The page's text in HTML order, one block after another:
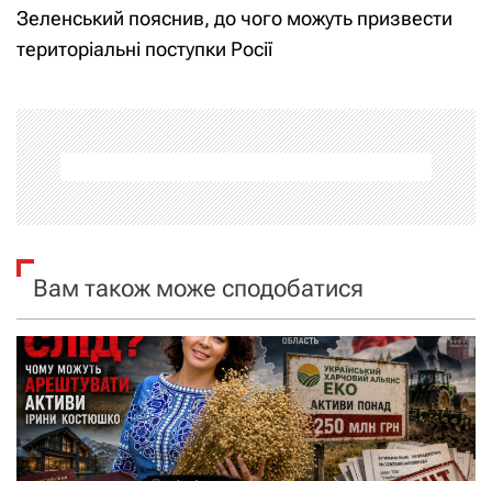
в
г
а
ц
і
я
з
а
п
Зеленський пояснив, до чого можуть призвести
територіальні поступки Росії
Вам також може сподобатися